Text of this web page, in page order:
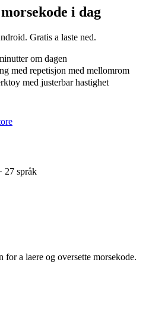
i dag
Gratis a laste ned.
om dagen
med repetisjon med mellomrom
med justerbar hastighet
27 språk
a laere og oversette morsekode.